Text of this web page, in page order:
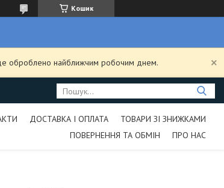
Кошик
оброблено найближчим робочим днем.
ДОСТАВКА І ОПЛАТА
ТОВАРИ ЗІ ЗНИЖКАМИ
ПОВЕРНЕННЯ ТА ОБМІН
ПРО НАС